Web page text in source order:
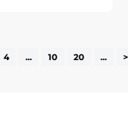
4 ... 10 20 ... >